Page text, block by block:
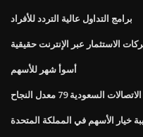
برامج التداول عالية التردد للأفراد
الاستثمار عبر الإنترنت حقيقية
أسوأ شهر للأسهم
السعودية 79 معدل النجاح
خيار الأسهم في المملكة المتحدة